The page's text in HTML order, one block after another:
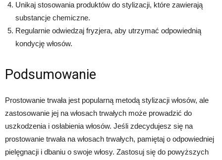
Unikaj stosowania produktów do stylizacji, które zawierają
substancje chemiczne.
Regularnie odwiedzaj fryzjera, aby utrzymać odpowiednią
kondycję włosów.
Podsumowanie
Prostowanie trwała jest popularną metodą stylizacji włosów, ale
zastosowanie jej na włosach trwałych może prowadzić do
uszkodzenia i osłabienia włosów. Jeśli zdecydujesz się na
prostowanie trwała na włosach trwałych, pamiętaj o odpowiedniej
pielęgnacji i dbaniu o swoje włosy. Zastosuj się do powyższych